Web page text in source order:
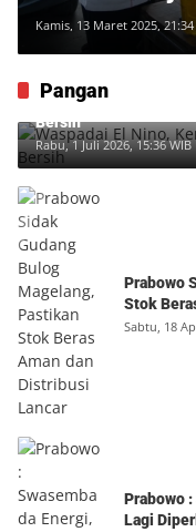
Kamis, 13 Maret 2025, 21:34
Pangan
Waspadai El Nino,
Bersih
Rabu, 1 Juli 2026, 15:36 WIB
Prabowo
Stok
Sabtu, 18
Prabowo
Lagi